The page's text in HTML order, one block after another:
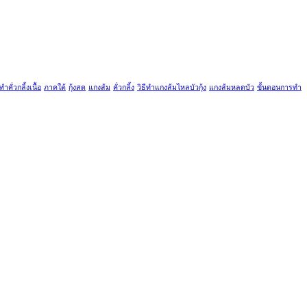
ำคั่วกลิ้งเนื้อ ภาคใต้ กุ้งสด แกงส้ม คั่วกลิ้ง วิธีทำแกงส้มไหลบัวกุ้ง แกงส้มหลดบัว ขั้นตอนการทำ